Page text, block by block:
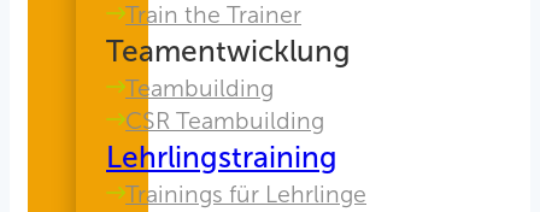
Train the Trainer
Teamentwicklung
Teambuilding
CSR Teambuilding
Lehrlingstraining
Trainings für Lehrlinge